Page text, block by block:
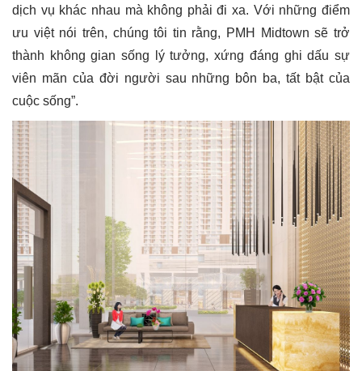
dịch vụ khác nhau mà không phải đi xa. Với những điểm
ưu việt nói trên, chúng tôi tin rằng, PMH Midtown sẽ trở
thành không gian sống lý tưởng, xứng đáng ghi dấu sự
viên mãn của đời người sau những bôn ba, tất bật của
cuộc sống”.